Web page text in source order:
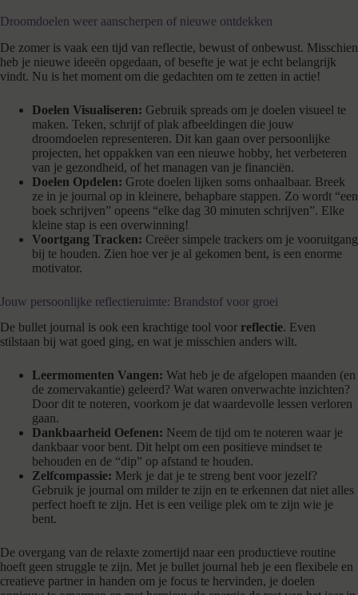
Droomdoelen weer aanscherpen of nieuwe ontdekken
De zomer is vaak een tijd van reflectie, bewust of onbewust. Misschien
heb je nieuwe ideeën opgedaan, of besefte je wat je echt belangrijk
vindt. Nu is het moment om die gedachten om te zetten in actie!
Doelen Visualiseren: Gebruik spreads om je doelen visueel te
maken. Teken, schrijf of plak afbeeldingen die jouw
droomdoelen representeren. Dit kan gaan over persoonlijke
projecten, het oppakken van een nieuwe hobby, het verbeteren
van je gezondheid, of het managen van je financiën.
Doelen Opdelen: Grote doelen lijken soms onhaalbaar. Breek
ze in je journal op in kleinere, behapbare stappen. Zo wordt “een
boek schrijven” opeens “elke dag 30 minuten schrijven”. Elke
kleine stap is een overwinning!
Voortgang Tracken: Creëer simpele trackers om je vooruitgang
bij te houden. Zien hoe ver je al gekomen bent, is een enorme
motivator.
Jouw persoonlijke reflectieruimte: Brandstof voor groei
De bullet journal is ook een krachtige tool voor reflectie. Even
stilstaan bij wat goed ging, en wat je misschien anders wilt.
Leermomenten Vangen: Wat heb je de afgelopen maanden (en
de zomervakantie) geleerd? Wat waren onverwachte inzichten?
Door dit te noteren, voorkom je dat waardevolle lessen verloren
gaan.
Dankbaarheid Oefenen: Neem de tijd om te noteren waar je
dankbaar voor bent. Dit helpt om een positieve mindset te
behouden en de “dip” op afstand te houden.
Zelfcompassie: Merk je dat je te streng bent voor jezelf?
Gebruik je journal om milder te zijn en te erkennen dat niet alles
perfect hoeft te zijn. Het is een veilige plek om te zijn wie je
bent.
De overgang van de relaxte zomertijd naar een productieve routine
hoeft geen struggle te zijn. Met je bullet journal heb je een flexibele en
creatieve partner in handen om je focus te hervinden, je doelen